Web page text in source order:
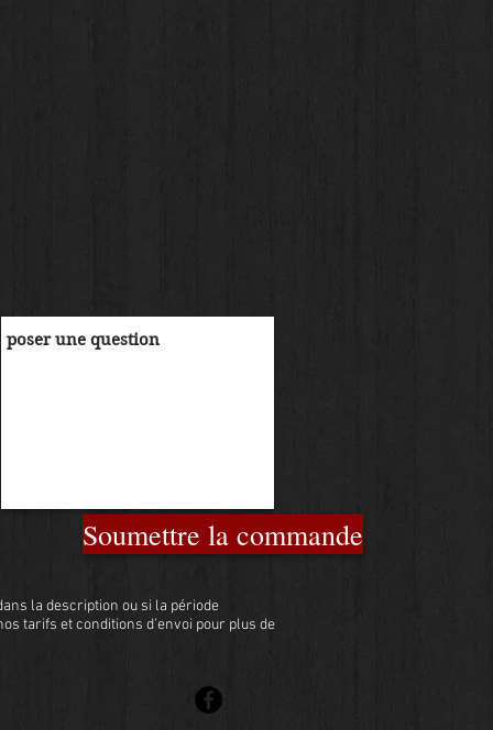
Soumettre la commande
la description ou si la période
tarifs et conditions d'envoi pour plus de